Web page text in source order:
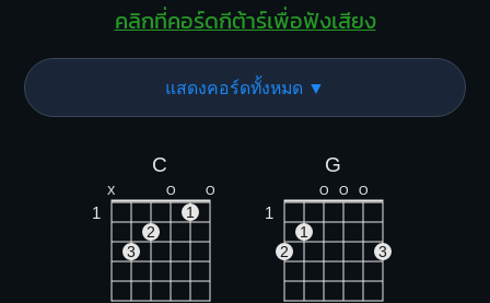
คลิกที่คอร์ดกีต้าร์เพื่อฟังเสียง
แสดงคอร์ดทั้งหมด ▼
C
X O O
1
1
2
3
G
O O O
1
1
2
3